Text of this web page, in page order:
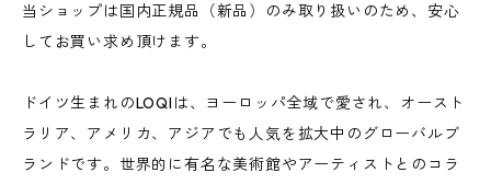
当ショップは国内正規品（新品）のみ取り扱いのため、安心
してお買い求め頂けます。
ドイツ生まれのLOQIは、ヨーロッパ全域で愛され、オースト
ラリア、アメリカ、アジアでも人気を拡大中のグローバルブ
ランドです。世界的に有名な美術館やアーティストとのコラ